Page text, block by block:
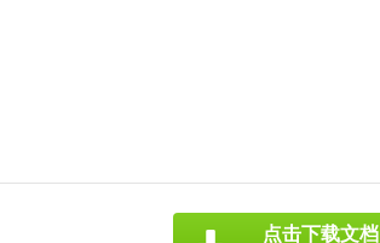
点击下载文档